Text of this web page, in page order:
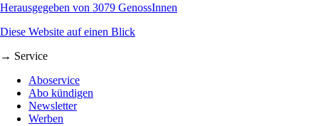
Herausgegeben von 3079 GenossInnen
Diese Website auf einen Blick
→ Service
Aboservice
Abo kündigen
Newsletter
Werben